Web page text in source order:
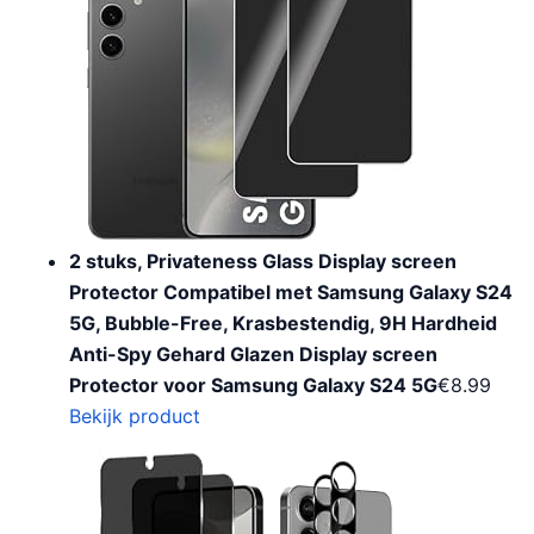
2 stuks, Privateness Glass Display screen
Protector Compatibel met Samsung Galaxy S24
5G, Bubble-Free, Krasbestendig, 9H Hardheid
Anti-Spy Gehard Glazen Display screen
Protector voor Samsung Galaxy S24 5G€8.99
Bekijk product